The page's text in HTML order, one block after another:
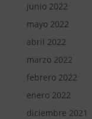
junio 2022
mayo 2022
abril 2022
marzo 2022
febrero 2022
enero 2022
diciembre 2021